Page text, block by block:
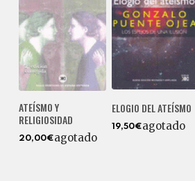
ATEÍSMO Y
RELIGIOSIDAD
20,00€agotado
ELOGIO DEL ATEÍSMO
19,50€agotado